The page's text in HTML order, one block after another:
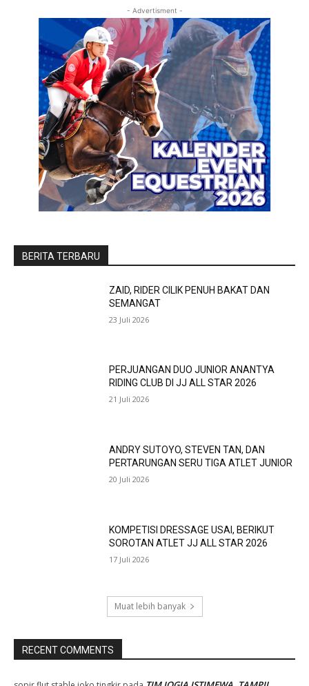
- Advertisment -
BERITA TERBARU
ZAID, RIDER CILIK PENUH BAKAT DAN
SEMANGAT
23 Juli 2026
PERJUANGAN DUO JUNIOR ANANTYA
RIDING CLUB DI JJ ALL STAR 2026
21 Juli 2026
ANDRY SUTOYO, STEVEN TAN, DAN
PERTARUNGAN SERU TIGA ATLET JUNIOR
20 Juli 2026
KOMPETISI DRESSAGE USAI, BERIKUT
SOROTAN ATLET JJ ALL STAR 2026
17 Juli 2026
Muat lebih banyak
RECENT COMMENTS